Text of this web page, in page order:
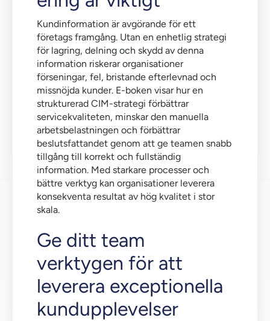
Kundinformation är avgörande för ett
företags framgång. Utan en enhetlig strategi
för lagring, delning och skydd av denna
information riskerar organisationer
förseningar, fel, bristande efterlevnad och
missnöjda kunder. E-boken visar hur en
strukturerad CIM-strategi förbättrar
servicekvaliteten, minskar den manuella
arbetsbelastningen och förbättrar
beslutsfattandet genom att ge teamen snabb
tillgång till korrekt och fullständig
information. Med starkare processer och
bättre verktyg kan organisationer leverera
konsekventa resultat av hög kvalitet i stor
skala.
Ge ditt team
verktygen för att
leverera exceptionella
kundupplevelser